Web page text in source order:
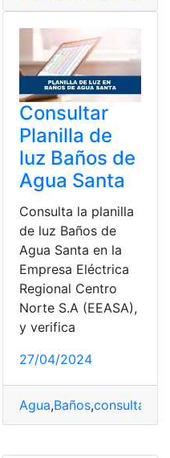
Consultar
Planilla de
luz Baños de
Agua Santa
Consulta la planilla
de luz Baños de
Agua Santa en la
Empresa Eléctrica
Regional Centro
Norte S.A (EEASA),
y verifica
27/04/2024
Agua,Baños,consultar